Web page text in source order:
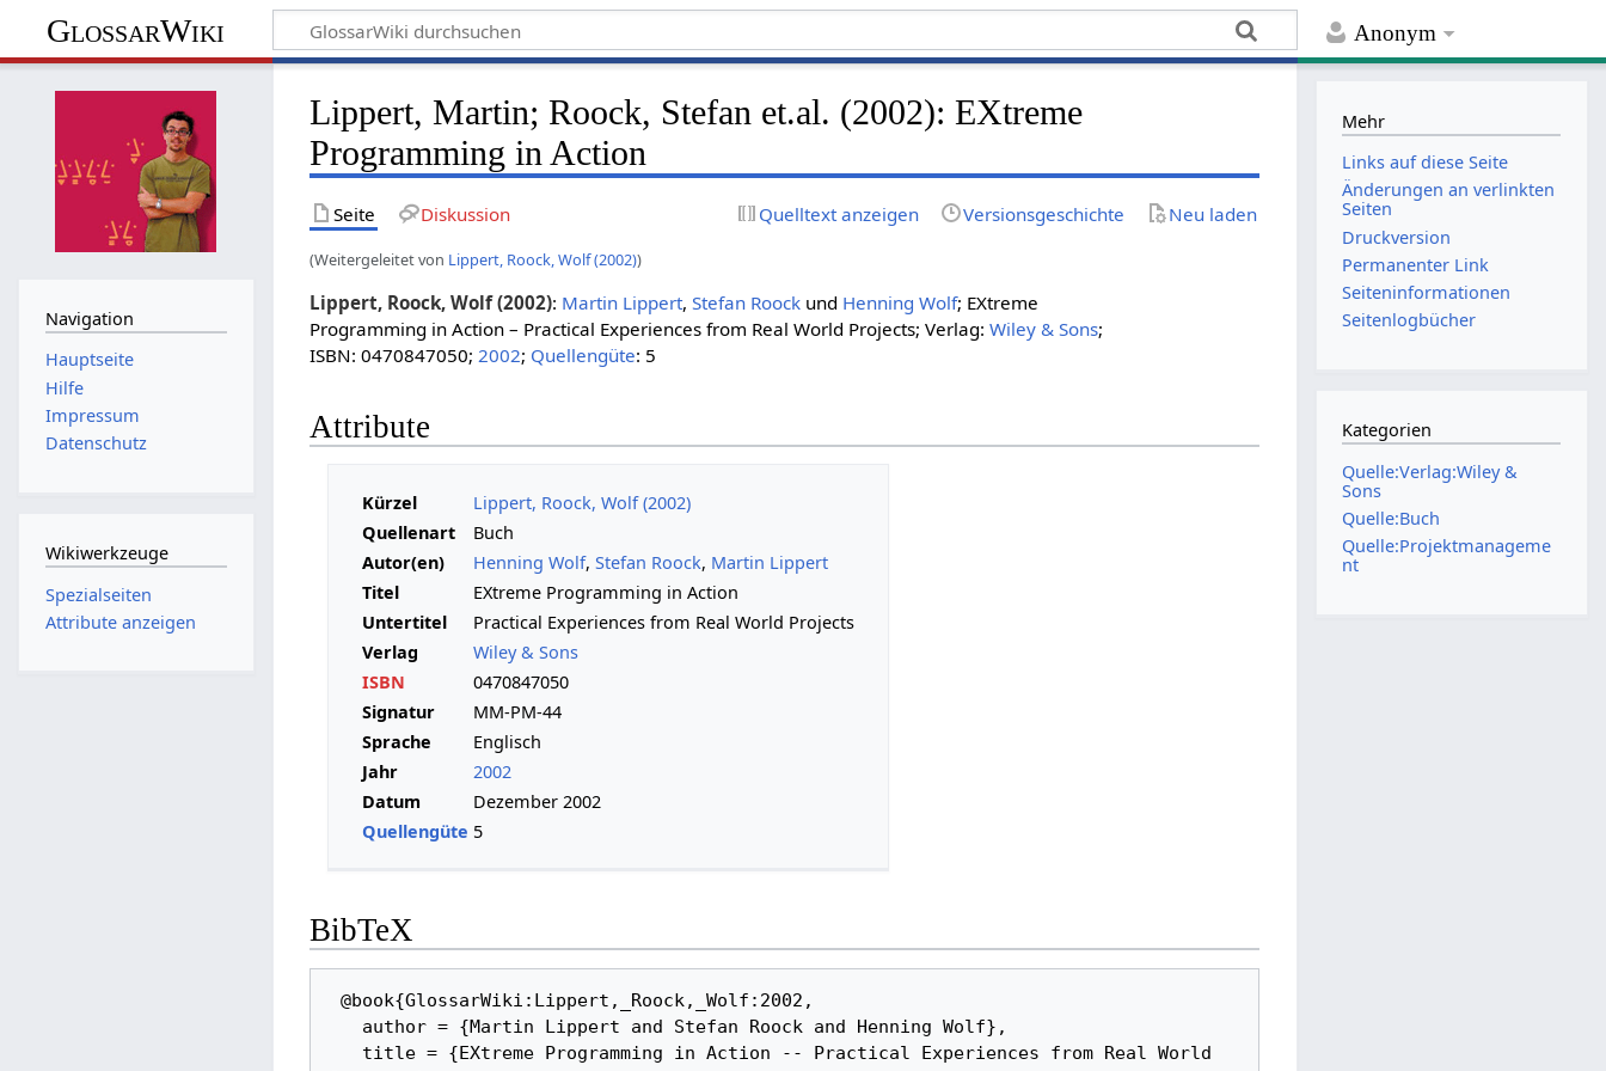
Anonym
GlossarWiki
Lippert, Martin; Roock, Stefan et.al. (2002): EXtreme
Programming in Action
Seite Diskussion Quelltext anzeigen Versionsgeschichte Neu laden
(Weitergeleitet von Lippert, Roock, Wolf (2002))
Lippert, Roock, Wolf (2002): Martin Lippert,Stefan Roock und Henning Wolf; EXtreme
Programming in Action – Practical Experiences from Real World Projects; Verlag:Wiley & Sons;
ISBN: 0470847050; 2002; Quellengüte: 5
Attribute
Kürzel
Lippert, Roock, Wolf (2002)
Quellenart
Buch
Autor(en)
Henning Wolf, Stefan Roock, Martin Lippert
Titel
EXtreme Programming in Action
Untertitel
Practical Experiences from Real World Projects
Verlag
Wiley & Sons
ISBN
0470847050
Signatur
MM-PM-44
Sprache
Englisch
Jahr
2002
Datum
Dezember 2002
Quellengüte 5
BibTeX
Navigation
Hauptseite
Hilfe
Impressum
Datenschutz
Wikiwerkzeuge
Spezialseiten
Attribute anzeigen
Mehr
Links auf diese Seite
Änderungen an verlinkten
Seiten
Druckversion
Permanenter Link
Seiten­­informationen
Seitenlogbücher
Kategorien
Quelle:Verlag:Wiley &
Sons
Quelle:Buch
Quelle:Projektmanageme
nt